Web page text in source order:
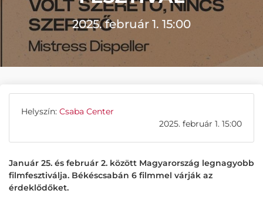
2025. február 1. 15:00
Helyszín: Csaba Center
2025. február 1. 15:00
Január 25. és február 2. között Magyarország legnagyobb
filmfesztiválja. Békéscsabán 6 filmmel várják az
érdeklődőket.